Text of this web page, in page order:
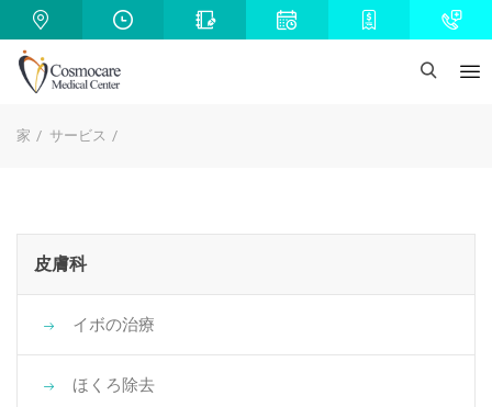
家 サービス
皮膚科
イボの治療
ほくろ除去